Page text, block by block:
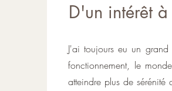
D'un intérêt
J'ai toujours eu un
fonctionnement, le
atteindre plus de